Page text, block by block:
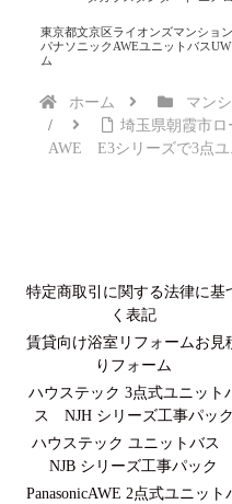
東京都文京区ライオンズマンショ
パナソニックAWEユニットバス
ム
ホーム
マン
埼玉県朝霞市
AWE E3シリーズで3点ユ
特定商取引に関する法律に基
く表記
賃貸向け浴室リフォームお見
りフォーム
ハウステック 3点式ユニット
ス NJH シリーズ工事パック
ハウステック ユニットバス
NJB シリーズ工事パック
PanasonicAWE 2点式ユニット